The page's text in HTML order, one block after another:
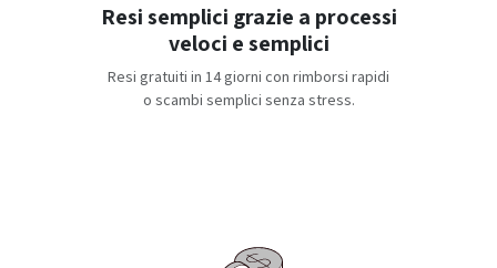
Resi semplici grazie a processi
veloci e semplici
Resi gratuiti in 14 giorni con rimborsi rapidi
o scambi semplici senza stress.